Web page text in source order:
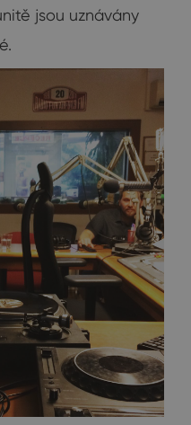
jsou uznávány